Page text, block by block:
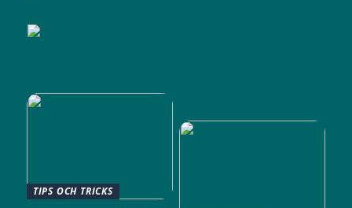
TIPS OCH TRICKS